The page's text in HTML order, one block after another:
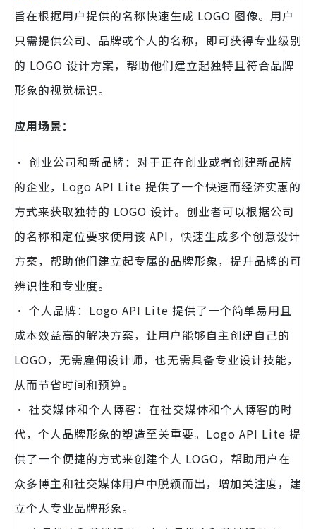
旨在根据用户提供的名称快速生成 LOGO 图像。用户
只需提供公司、品牌或个人的名称，即可获得专业级别
的 LOGO 设计方案，帮助他们建立起独特且符合品牌
形象的视觉标识。
应用场景：
· 创业公司和新品牌：对于正在创业或者创建新品牌
的企业，Logo API Lite 提供了一个快速而经济实惠的
方式来获取独特的 LOGO 设计。创业者可以根据公司
的名称和定位要求使用该 API，快速生成多个创意设计
方案，帮助他们建立起专属的品牌形象，提升品牌的可
辨识性和专业度。
· 个人品牌：Logo API Lite 提供了一个简单易用且
成本效益高的解决方案，让用户能够自主创建自己的
LOGO，无需雇佣设计师，也无需具备专业设计技能，
从而节省时间和预算。
· 社交媒体和个人博客：在社交媒体和个人博客的时
代，个人品牌形象的塑造至关重要。Logo API Lite 提
供了一个便捷的方式来创建个人 LOGO，帮助用户在
众多博主和社交媒体用户中脱颖而出，增加关注度，建
立个人专业品牌形象。